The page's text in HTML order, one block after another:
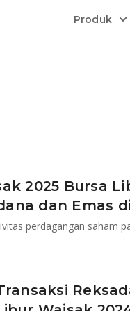
Produk
penyimpanan, harga
manajemen
dan tepercaya terkait
dan
2025 Bursa
dan Emas